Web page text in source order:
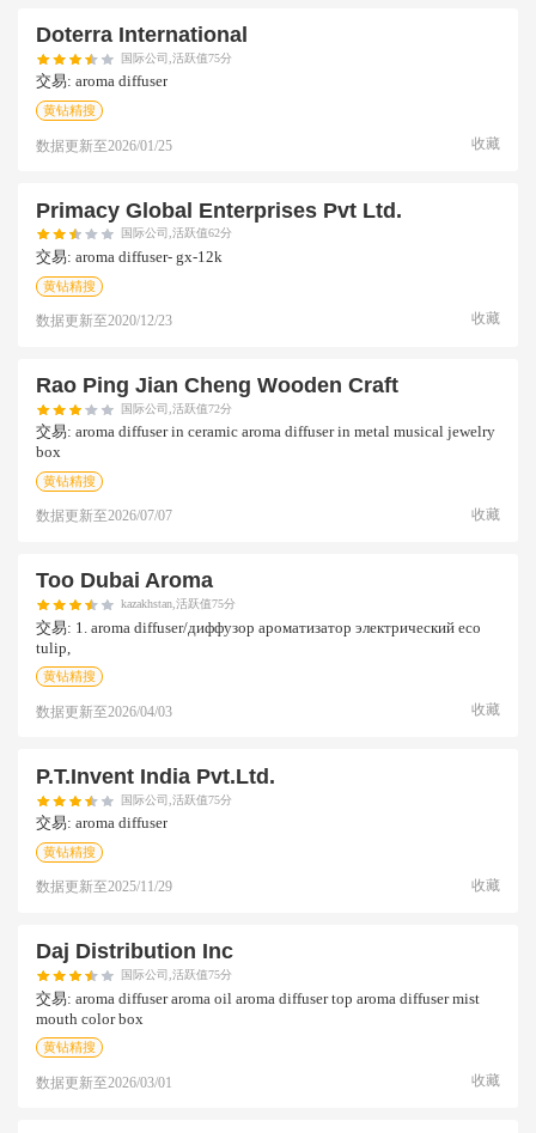
Doterra International
国际公司,活跃值75分
交易: aroma diffuser
黄钻精搜
数据更新至2026/01/25 收藏
Primacy Global Enterprises Pvt Ltd.
国际公司,活跃值62分
交易: aroma diffuser- gx-12k
黄钻精搜
数据更新至2020/12/23 收藏
Rao Ping Jian Cheng Wooden Craft
国际公司,活跃值72分
交易: aroma diffuser in ceramic aroma diffuser in metal musical jewelry
box
黄钻精搜
数据更新至2026/07/07 收藏
Тоо Dubai Aroma
kazakhstan,活跃值75分
交易: 1. aroma diffuser/диффузор ароматизатор электрический eco
tulip,
黄钻精搜
数据更新至2026/04/03 收藏
P.t.invent India Pvt.ltd.
国际公司,活跃值75分
交易: aroma diffuser
黄钻精搜
数据更新至2025/11/29 收藏
Daj Distribution Inc
国际公司,活跃值75分
交易: aroma diffuser aroma oil aroma diffuser top aroma diffuser mist
mouth color box
黄钻精搜
数据更新至2026/03/01 收藏